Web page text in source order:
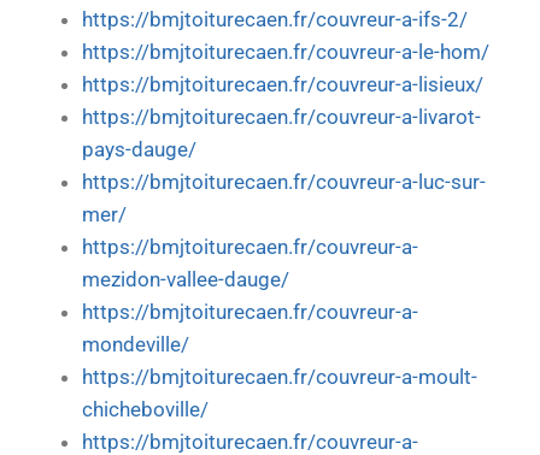
https://bmjtoiturecaen.fr/couvreur-a-ifs-2/
https://bmjtoiturecaen.fr/couvreur-a-le-hom/
https://bmjtoiturecaen.fr/couvreur-a-lisieux/
https://bmjtoiturecaen.fr/couvreur-a-livarot-
pays-dauge/
https://bmjtoiturecaen.fr/couvreur-a-luc-sur-
mer/
https://bmjtoiturecaen.fr/couvreur-a-
mezidon-vallee-dauge/
https://bmjtoiturecaen.fr/couvreur-a-
mondeville/
https://bmjtoiturecaen.fr/couvreur-a-moult-
chicheboville/
https://bmjtoiturecaen.fr/couvreur-a-